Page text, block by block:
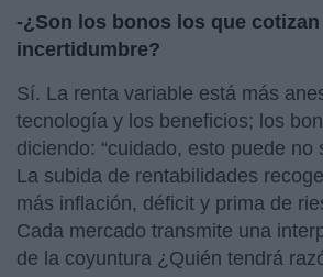
-¿Son los bonos los que cotizan
incertidumbre?
Sí. La renta variable está más
tecnología y los beneficios; los
diciendo: “cuidado, esto puede no
La subida de rentabilidades
más inflación, déficit y prima de
Cada mercado transmite una
de la coyuntura ¿Quién tendrá